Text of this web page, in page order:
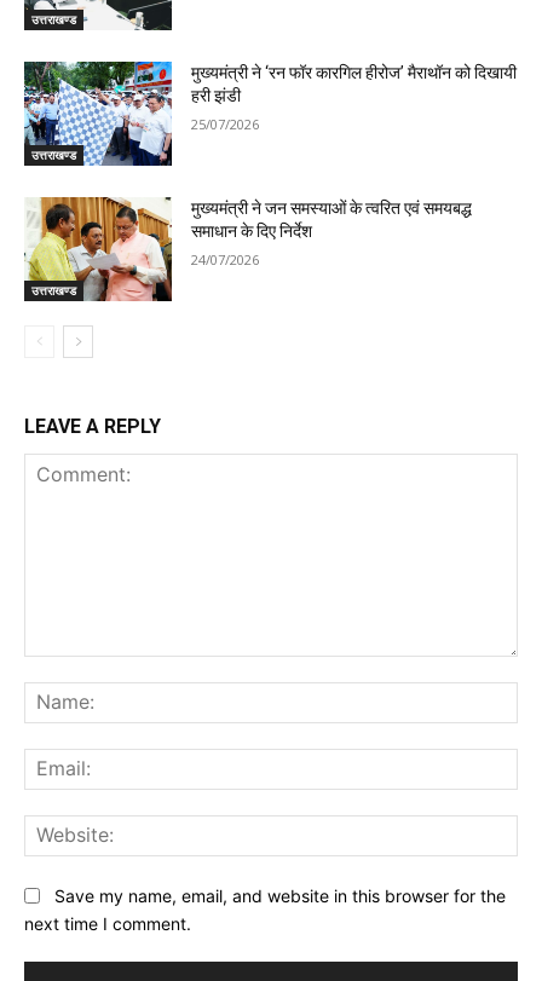
उत्तराखण्ड
उत्तराखण्ड
मुख्यमंत्री ने ‘रन फॉर कारगिल हीरोज’ मैराथॉन को दिखायी
हरी झंडी
25/07/2026
उत्तराखण्ड
मुख्यमंत्री ने जन समस्याओं के त्वरित एवं समयबद्ध
समाधान के दिए निर्देश
24/07/2026
LEAVE A REPLY
Save my name, email, and website in this browser for the
next time I comment.